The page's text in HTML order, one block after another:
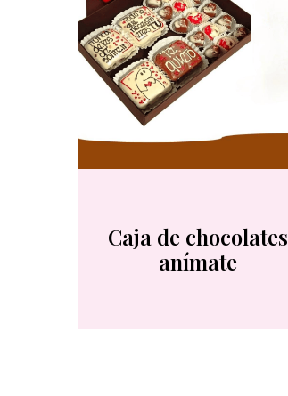
Caja de chocolates
anímate